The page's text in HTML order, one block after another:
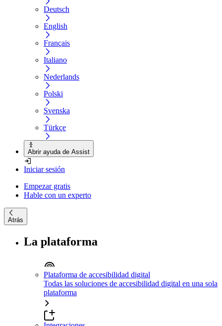
Deutsch
English
Français
Italiano
Nederlands
Polski
Svenska
Türkçe
Abrir ayuda de Assist
Iniciar sesión
Empezar gratis
Hable con un experto
Atrás
La plataforma
Plataforma de accesibilidad digital
Todas las soluciones de accesibilidad digital en una sola
plataforma